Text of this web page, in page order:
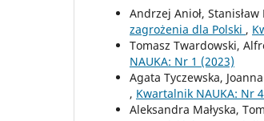
Andrzej Anioł,
zagrożenia dla Polski ,
Tomasz Twardowski,
NAUKA: Nr 1 (2023)
Agata Tyczewska,
, Kwartalnik NAUKA: Nr
Aleksandra Małyska,